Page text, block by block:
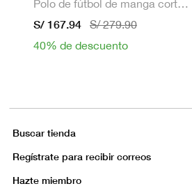
Polo de fútbol de manga corta Dri-FIT para hombre
S/ 167.94
S/ 279.90
40% de descuento
Buscar tienda
Regístrate para recibir correos
Hazte miembro